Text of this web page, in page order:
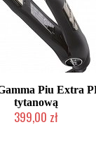
Piu Extra
tytanową
399,00 zł